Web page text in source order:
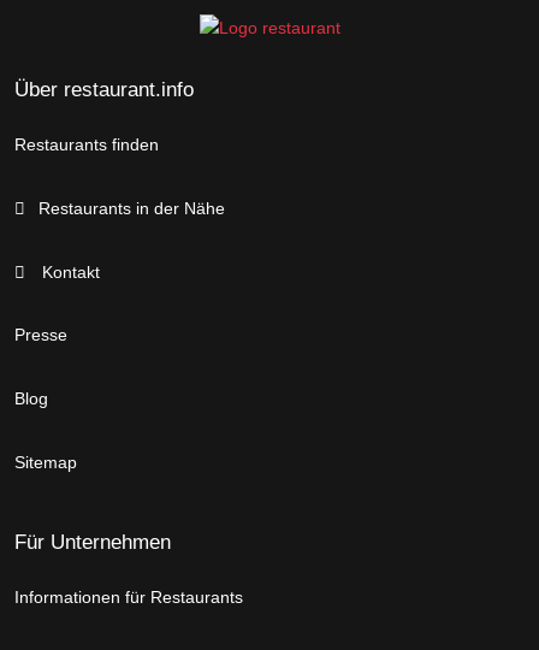
Über restaurant.info
Restaurants finden
Restaurants in der Nähe
Kontakt
Presse
Blog
Sitemap
Für Unternehmen
Informationen für Restaurants